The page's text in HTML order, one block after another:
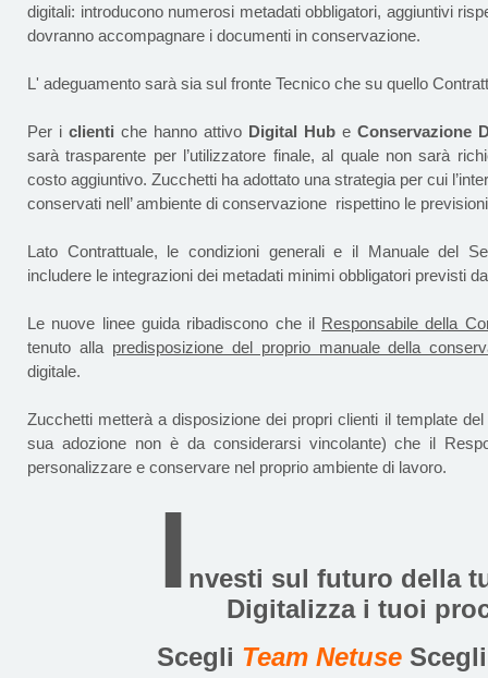
digitali: introducono numerosi metadati obbligatori, aggiuntivi
dovranno accompagnare i documenti in conservazione.
L' adeguamento sarà sia sul fronte Tecnico che su quello
Per i clienti che hanno attivo Digital Hub e Conservazione
sarà trasparente per l’utilizzatore finale, al quale non sarà
costo aggiuntivo. Zucchetti ha adottato una strategia per cui
conservati nell’ ambiente di conservazione rispettino le
Lato Contrattuale, le condizioni generali e il Manuale del
includere le integrazioni dei metadati minimi obbligatori previsti
Le nuove linee guida ribadiscono che il Responsabile della
tenuto alla predisposizione del proprio manuale della
digitale.
Zucchetti metterà a disposizione dei propri clienti il template
sua adozione non è da considerarsi vincolante) che il
personalizzare e conservare nel proprio ambiente di lavoro.
I nvesti sul futuro della
Digitalizza i tuoi
Scegli Team Netuse